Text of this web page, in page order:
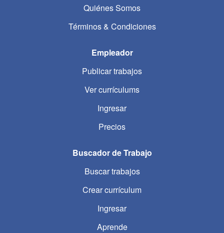
Quiénes Somos
Términos & Condiciones
Empleador
Publicar trabajos
Ver currículums
Ingresar
Precios
Buscador de Trabajo
Buscar trabajos
Crear currículum
Ingresar
Aprende